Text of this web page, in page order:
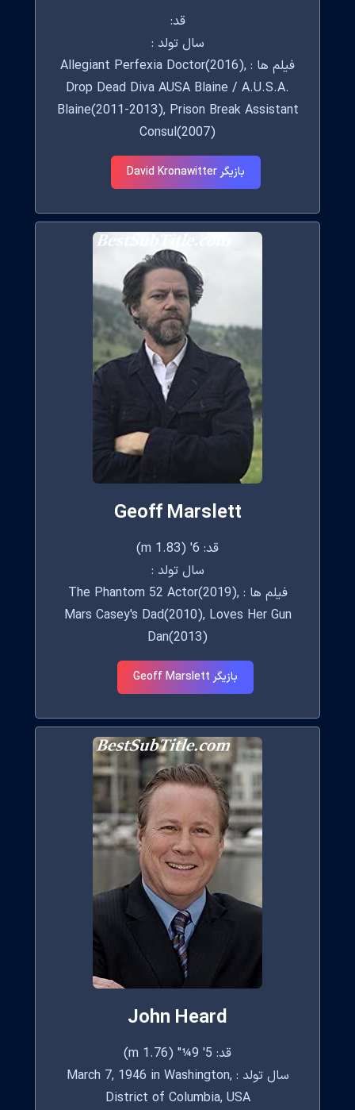
قد:
سال تولد :
فیلم ها : Allegiant Perfexia Doctor(2016),
Drop Dead Diva AUSA Blaine / A.U.S.A.
Blaine(2011-2013), Prison Break Assistant
Consul(2007)
بازیگر David Kronawitter
Geoff Marslett
قد: 6' (1.83 m)
سال تولد :
فیلم ها : The Phantom 52 Actor(2019),
Mars Casey's Dad(2010), Loves Her Gun
Dan(2013)
بازیگر Geoff Marslett
John Heard
قد: 5' 9¼" (1.76 m)
سال تولد : March 7, 1946 in Washington,
District of Columbia, USA